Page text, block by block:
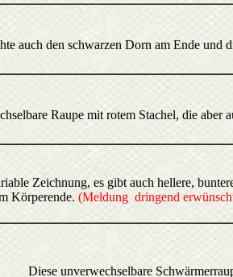
auch den schwarzen Dorn am Ende und
Raupe mit rotem Stachel, die
Zeichnung, es gibt auch hellere,
Körperende. (Meldung dringend
Diese unverwechselbare